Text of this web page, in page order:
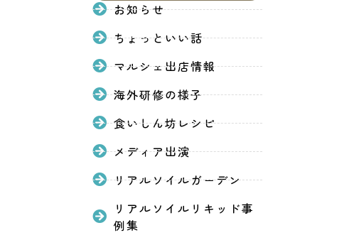
お知らせ
ちょっといい話
マルシェ出店情報
海外研修の様子
食いしん坊レシピ
メディア出演
リアルソイルガーデン
リアルソイルリキッド事
例集